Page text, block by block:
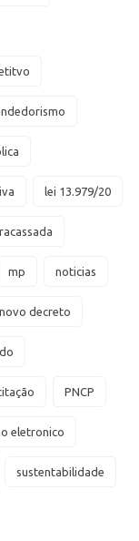
lei 13.979/20
mp noticias
novo decreto
PNCP
eletronico
sustentabilidade